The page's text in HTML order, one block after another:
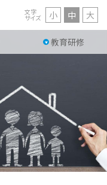
教育研修
文字
サイズ 小 中 大